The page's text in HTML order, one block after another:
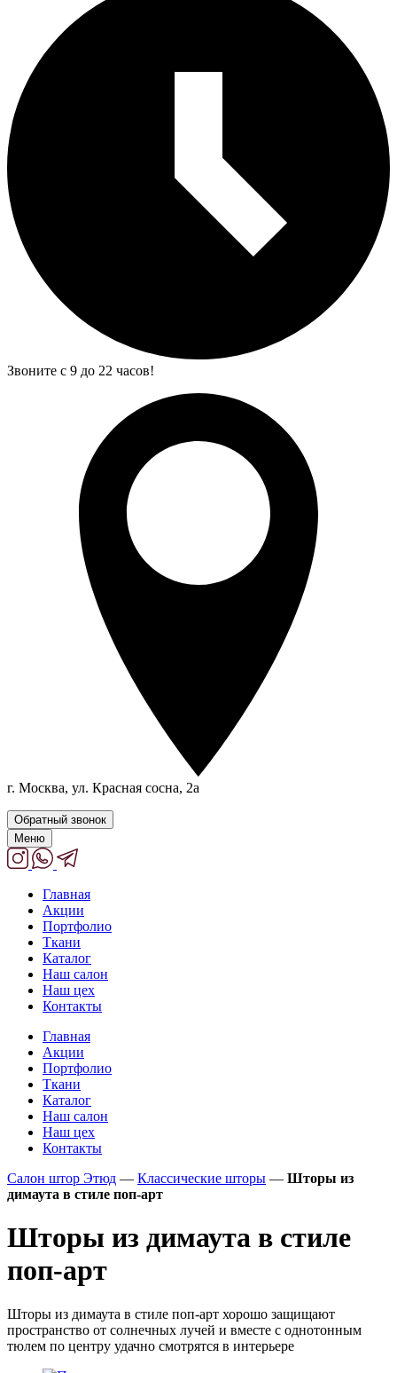
Звоните с 9 до 22 часов!
г. Москва, ул. Красная сосна, 2а
Обратный звонок
Меню
Главная
Акции
Портфолио
Ткани
Каталог
Наш салон
Наш цех
Контакты
Главная
Акции
Портфолио
Ткани
Каталог
Наш салон
Наш цех
Контакты
Салон штор Этюд — Классические шторы — Шторы из
димаута в стиле поп-арт
Шторы из димаута в стиле
поп-арт
Шторы из димаута в стиле поп-арт хорошо защищают
пространство от солнечных лучей и вместе с однотонным
тюлем по центру удачно смотрятся в интерьере